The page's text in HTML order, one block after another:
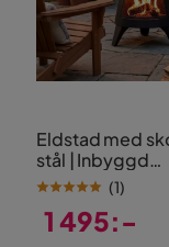
Eldstad med
stål | Inbyggd
vedförvaring |
(1)
1 495:-